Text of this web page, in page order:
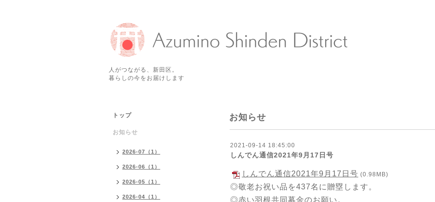
人がつながる、新田区。
暮らしの今をお届けします
お知らせ
2021-09-14 18:45:00
しんでん通信2021年9月17日号
しんでん通信2021年9月17日号 (0.98MB)
◎敬老お祝い品を437名に贈塁します。
◎赤い羽根共同募金のお願い。
トップ
お知らせ
2026-07（1）
2026-06（1）
2026-05（1）
2026-04（1）